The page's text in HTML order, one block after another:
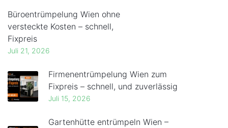
Büroentrümpelung Wien ohne
versteckte Kosten – schnell,
Fixpreis
Juli 21, 2026
Firmenentrümpelung Wien zum
Fixpreis – schnell, und zuverlässig
Juli 15, 2026
Gartenhütte entrümpeln Wien –